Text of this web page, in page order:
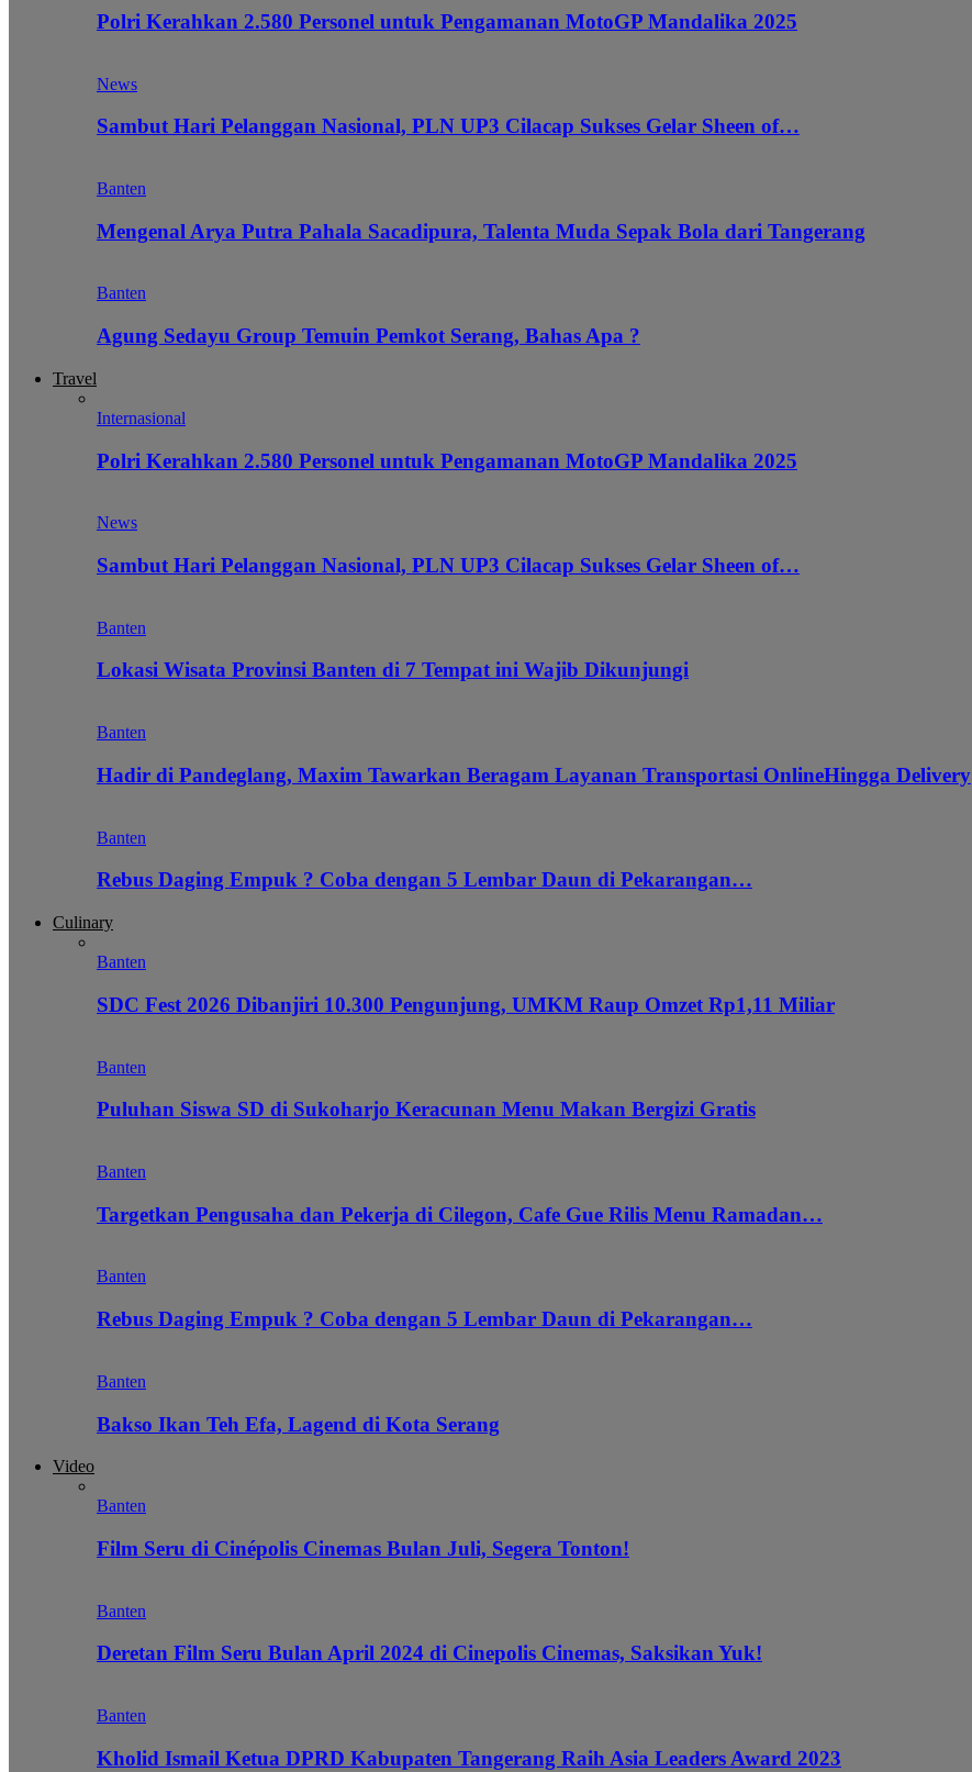
Polri Kerahkan 2.580 Personel untuk Pengamanan MotoGP Mandalika 2025
News
Sambut Hari Pelanggan Nasional, PLN UP3 Cilacap Sukses Gelar Sheen of…
Banten
Mengenal Arya Putra Pahala Sacadipura, Talenta Muda Sepak Bola dari Tangerang
Banten
Agung Sedayu Group Temuin Pemkot Serang, Bahas Apa ?
Travel
Internasional
Polri Kerahkan 2.580 Personel untuk Pengamanan MotoGP Mandalika 2025
News
Sambut Hari Pelanggan Nasional, PLN UP3 Cilacap Sukses Gelar Sheen of…
Banten
Lokasi Wisata Provinsi Banten di 7 Tempat ini Wajib Dikunjungi
Banten
Hadir di Pandeglang, Maxim Tawarkan Beragam Layanan Transportasi OnlineHingga Delivery
Banten
Rebus Daging Empuk ? Coba dengan 5 Lembar Daun di Pekarangan…
Culinary
Banten
SDC Fest 2026 Dibanjiri 10.300 Pengunjung, UMKM Raup Omzet Rp1,11 Miliar
Banten
Puluhan Siswa SD di Sukoharjo Keracunan Menu Makan Bergizi Gratis
Banten
Targetkan Pengusaha dan Pekerja di Cilegon, Cafe Gue Rilis Menu Ramadan…
Banten
Rebus Daging Empuk ? Coba dengan 5 Lembar Daun di Pekarangan…
Banten
Bakso Ikan Teh Efa, Lagend di Kota Serang
Video
Banten
Film Seru di Cinépolis Cinemas Bulan Juli, Segera Tonton!
Banten
Deretan Film Seru Bulan April 2024 di Cinepolis Cinemas, Saksikan Yuk!
Banten
Kholid Ismail Ketua DPRD Kabupaten Tangerang Raih Asia Leaders Award 2023